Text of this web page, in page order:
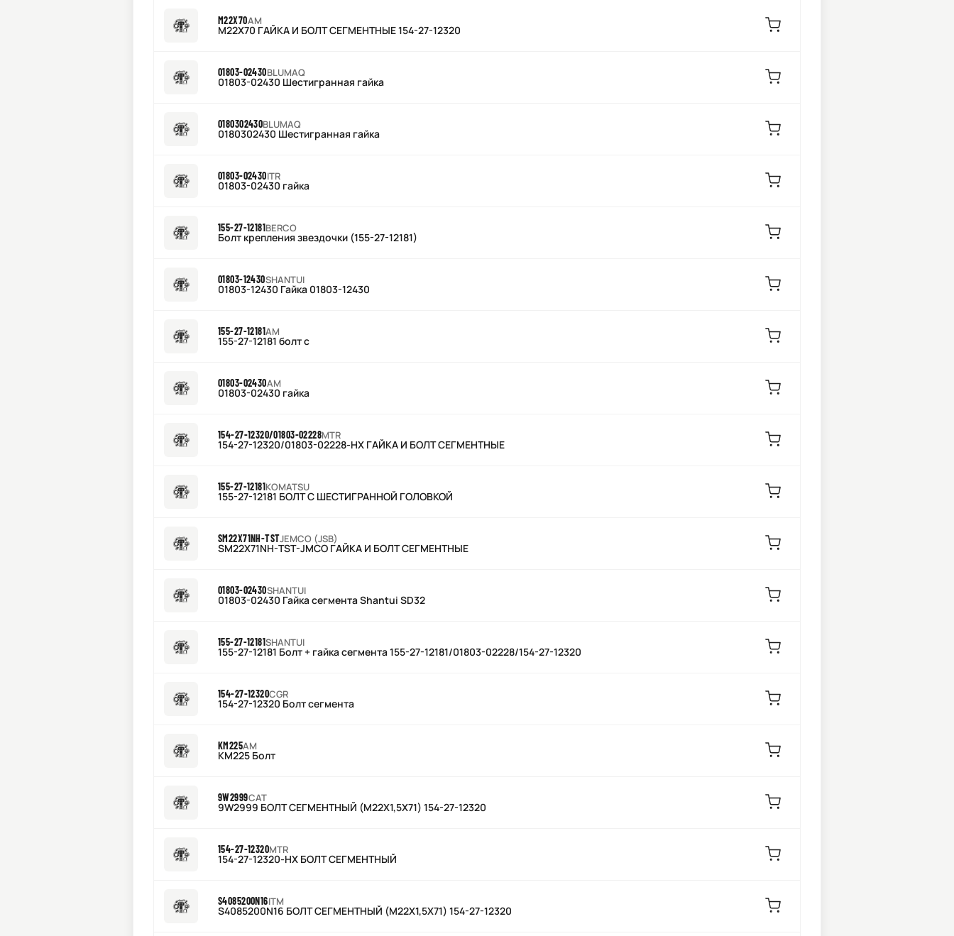
M22X70AM
M22X70 ГАЙКА И БОЛТ СЕГМЕНТНЫЕ 154-27-12320
01803-02430BLUMAQ
01803-02430 Шестигранная гайка
0180302430BLUMAQ
0180302430 Шестигранная гайка
01803-02430ITR
01803-02430 гайка
155-27-12181BERCO
Болт крепления звездочки (155-27-12181)
01803-12430SHANTUI
01803-12430 Гайка 01803-12430
155-27-12181AM
155-27-12181 болт с
01803-02430AM
01803-02430 гайка
154-27-12320/01803-02228MTR
154-27-12320/01803-02228-HX ГАЙКА И БОЛТ СЕГМЕНТНЫЕ
155-27-12181KOMATSU
155-27-12181 БОЛТ С ШЕСТИГРАННОЙ ГОЛОВКОЙ
SM22X71NH-TSTJEMCO (JSB)
SM22X71NH-TST-JMCO ГАЙКА И БОЛТ СЕГМЕНТНЫЕ
01803-02430SHANTUI
01803-02430 Гайка сегмента Shantui SD32
155-27-12181SHANTUI
155-27-12181 Болт + гайка сегмента 155-27-12181/01803-02228/154-27-12320
154-27-12320CGR
154-27-12320 Болт сегмента
KM225AM
KM225 Болт
9W2999CAT
9W2999 БОЛТ СЕГМЕНТНЫЙ (M22X1,5X71) 154-27-12320
154-27-12320MTR
154-27-12320-HX БОЛТ СЕГМЕНТНЫЙ
S4085200N16ITM
S4085200N16 БОЛТ СЕГМЕНТНЫЙ (M22X1,5X71) 154-27-12320